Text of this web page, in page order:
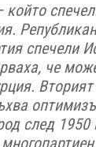
който
спечели
че
след 1950